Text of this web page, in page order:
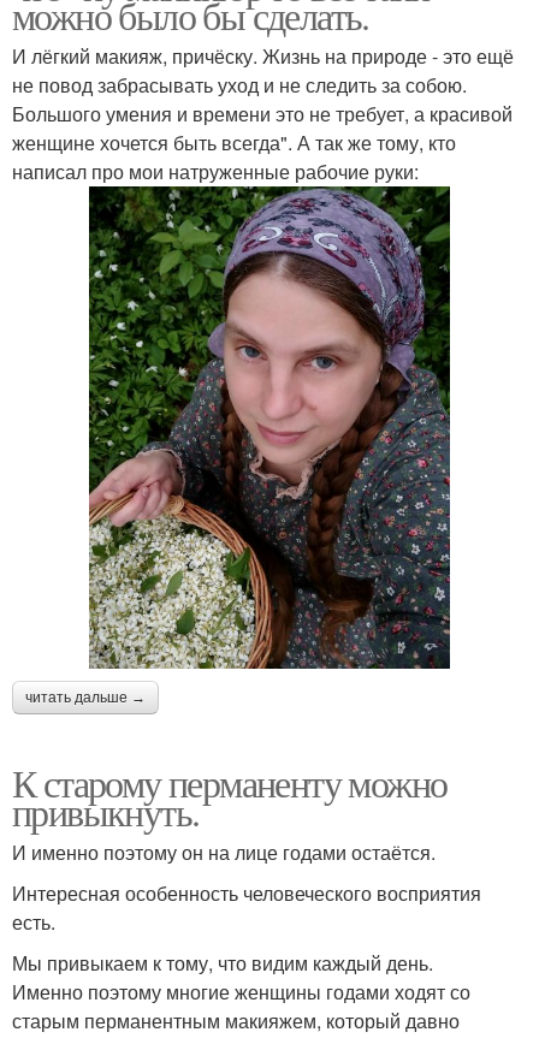
можно было бы сделать.
И лёгкий макияж, причёску. Жизнь на природе - это ещё
не повод забрасывать уход и не следить за собою.
Большого умения и времени это не требует, а красивой
женщине хочется быть всегда". А так же тому, кто
написал про мои натруженные рабочие руки:
читать дальше →
К старому перманенту можно
привыкнуть.
И именно поэтому он на лице годами остаётся.
Интересная особенность человеческого восприятия
есть.
Мы привыкаем к тому, что видим каждый день.
Именно поэтому многие женщины годами ходят со
старым перманентным макияжем, который давно